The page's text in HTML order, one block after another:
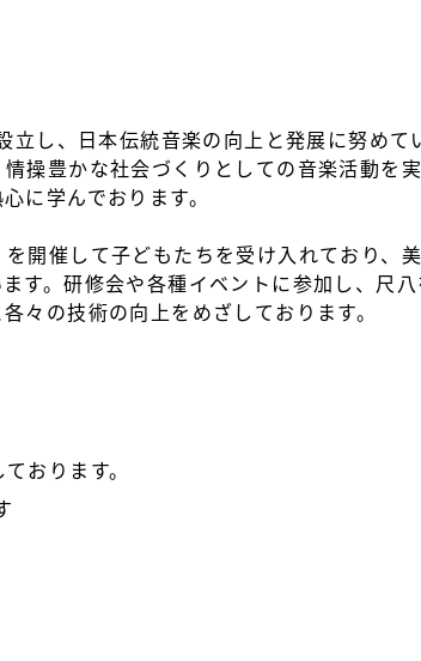
し、日本伝統音楽の向上と発展に努めて
操豊かな社会づくりとしての音楽活動を
に学んでおります。
開催して子どもたちを受け入れており、
す。研修会や各種イベントに参加し、尺
々の技術の向上をめざしております。
おります。